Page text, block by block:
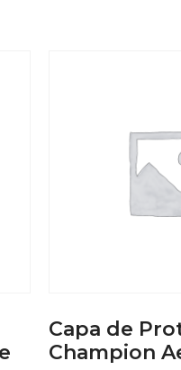
Capa de
Champion